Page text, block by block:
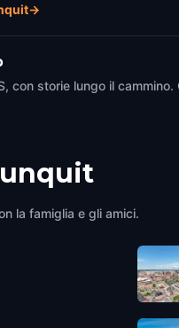
→
con storie lungo il
la famiglia e gli amici.